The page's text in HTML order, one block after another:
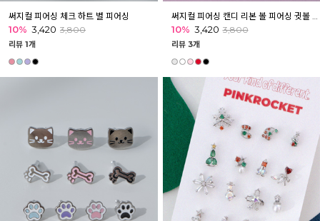
써지컬 피어싱 체크 하트 별 피어싱
10% 3,420 3,800
리뷰 1개
써지컬 피어싱 캔디 리본 볼 피어싱 귓볼 이너컨츠
10% 3,420 3,800
리뷰 3개